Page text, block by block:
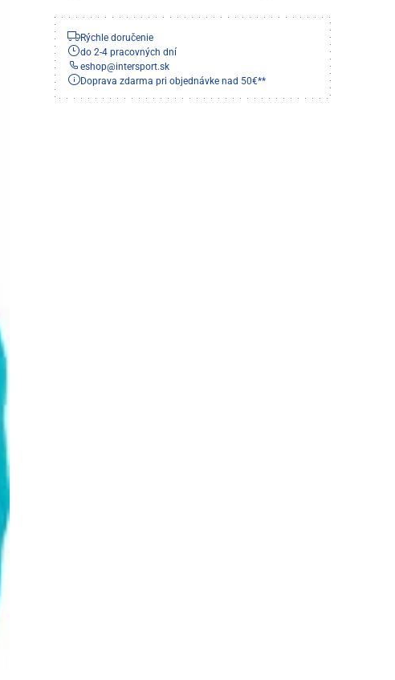
Rýchle doručenie
do 2-4 pracovných dní
eshop@intersport.sk
Doprava zdarma pri objednávke nad 50€**